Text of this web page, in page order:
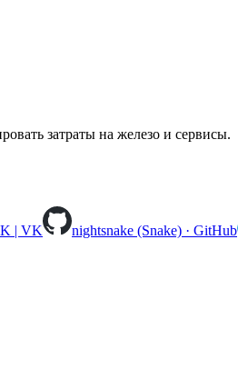
затраты на железо и сервисы.
| VK nightsnake (Snake) · GitHub